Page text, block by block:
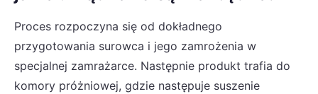
Proces rozpoczyna się od dokładnego
przygotowania surowca i jego zamrożenia w
specjalnej zamrażarce. Następnie produkt trafia do
komory próżniowej, gdzie następuje suszenie